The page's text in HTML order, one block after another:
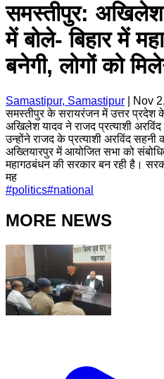
समस्तीपुर:
में बोले- बिहार में
बनेगी, लोगों को
Samastipur, Samastipur
Nov
समस्तीपुर के सरायरंजन में उत्तर प्रदेश
अखिलेश यादव ने राजद प्रत्याशी
उन्होंने राजद के प्रत्याशी अरविंद
अख्तियारपुर में आयोजित सभा को
महागठबंधन की सरकार बन रही है।
मह
#politics#national
MORE NEWS